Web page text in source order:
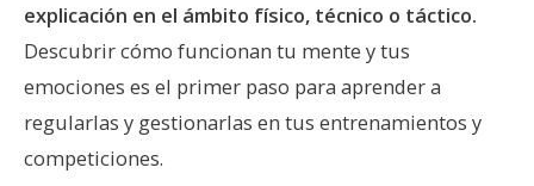
explicación en el ámbito físico, técnico o táctico.
Descubrir cómo funcionan tu mente y tus
emociones es el primer paso para aprender a
regularlas y gestionarlas en tus entrenamientos y
competiciones.